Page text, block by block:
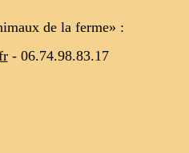
de la ferme» :
- 06.74.98.83.17